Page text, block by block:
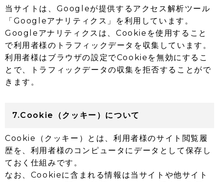
当サイトは、Googleが提供するアクセス解析ツール
「Googleアナリティクス」を利用しています。
Googleアナリティクスは、Cookieを使用すること
で利用者様のトラフィックデータを収集しています。
利用者様はブラウザの設定でCookieを無効にするこ
とで、トラフィックデータの収集を拒否することがで
きます。
7.Cookie（クッキー）について
Cookie（クッキー）とは、利用者様のサイト閲覧履
歴を、利用者様のコンピュータにデータとして保存し
ておく仕組みです。
なお、Cookieに含まれる情報は当サイトや他サイト